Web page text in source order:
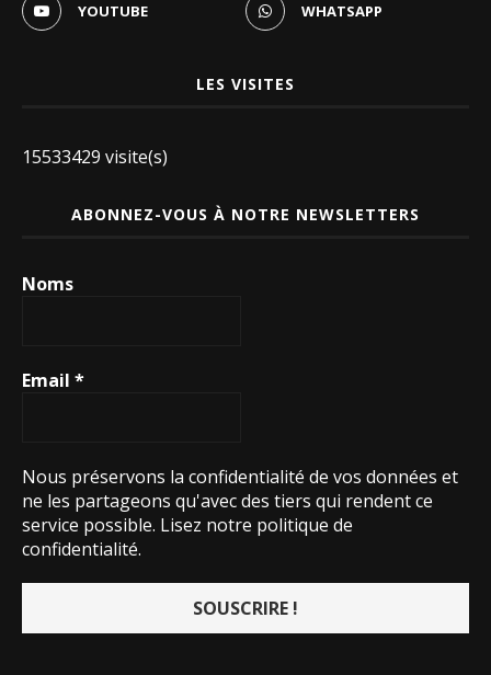
YOUTUBE WHATSAPP
LES VISITES
15533429 visite(s)
ABONNEZ-VOUS À NOTRE NEWSLETTERS
Noms
Email *
Nous préservons la confidentialité de vos données et
ne les partageons qu'avec des tiers qui rendent ce
service possible. Lisez notre politique de
confidentialité.